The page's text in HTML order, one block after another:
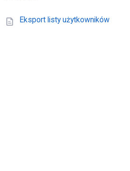
Eksport listy użytkowników